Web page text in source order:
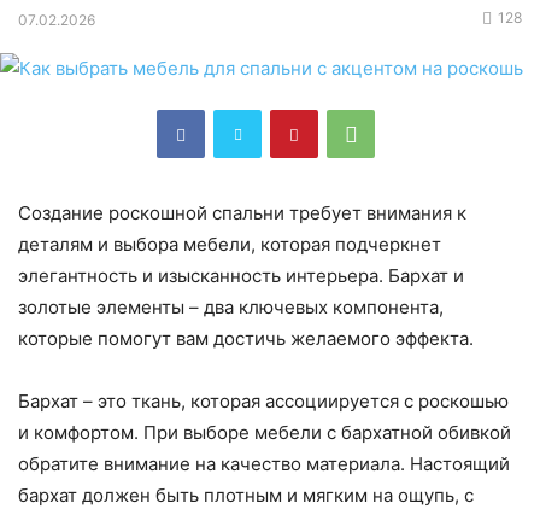
07.02.2026 128
Создание роскошной спальни требует внимания к
деталям и выбора мебели, которая подчеркнет
элегантность и изысканность интерьера. Бархат и
золотые элементы – два ключевых компонента,
которые помогут вам достичь желаемого эффекта.
Бархат – это ткань, которая ассоциируется с роскошью
и комфортом. При выборе мебели с бархатной обивкой
обратите внимание на качество материала. Настоящий
бархат должен быть плотным и мягким на ощупь, с